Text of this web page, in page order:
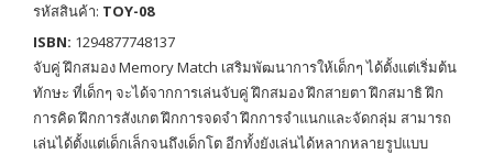
รหัสสินค้า: TOY-08
ISBN: 1294877748137
จับคู่ ฝึกสมอง Memory Match เสริมพัฒนาการให้เด็กๆ ได้ตั้งแต่เริ่มต้น
ทักษะ ที่เด็กๆ จะได้จากการเล่นจับคู่ ฝึกสมอง ฝึกสายตา ฝึกสมาธิ ฝึก
การคิด ฝึกการสังเกต ฝึกการจดจำ ฝึกการจำแนกและจัดกลุ่ม สามารถ
เล่นได้ตั้งแต่เด็กเล็กจนถึงเด็กโต อีกทั้งยังเล่นได้หลากหลายรูปแบบ